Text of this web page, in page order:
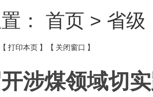
： 首页 > 省级
【 打印本页 】 【 关闭窗口 】
涉煤领域切